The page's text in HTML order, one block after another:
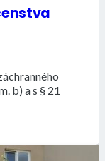
b) a s § 21